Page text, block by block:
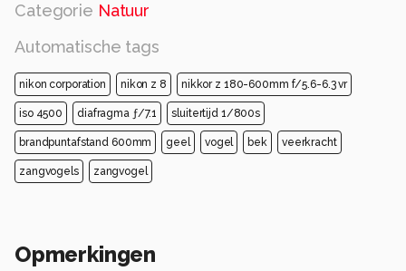
Categorie Natuur
Automatische tags
nikon corporation nikon z 8 nikkor z 180-600mm f/5.6-6.3 vr
iso 4500 diafragma ƒ/7.1 sluitertijd 1/800s
brandpuntafstand 600mm geel vogel bek veerkracht
zangvogels zangvogel
Opmerkingen